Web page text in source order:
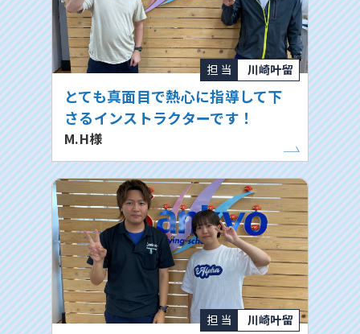
担 当 川崎叶留
とても真面目で熱心に指導して下
さるインストラクターです！
M.H様
担 当 川崎叶留